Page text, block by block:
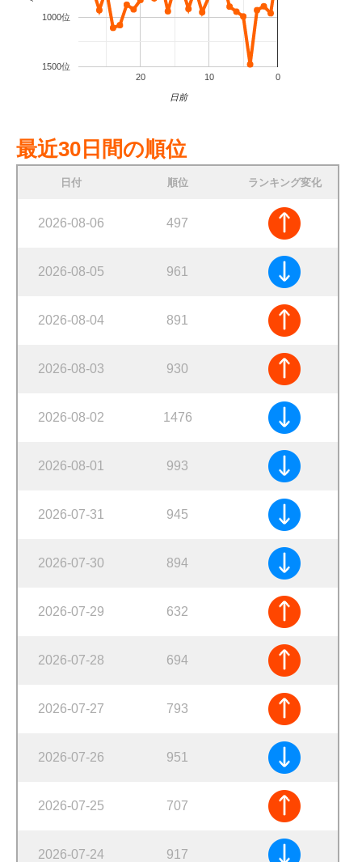
20 10 0
1000位
1500位
日前
最近30日間の順位
日付 順位 ランキング変化
2026-08-06 497
2026-08-05 961
2026-08-04 891
2026-08-03 930
2026-08-02 1476
2026-08-01 993
2026-07-31 945
2026-07-30 894
2026-07-29 632
2026-07-28 694
2026-07-27 793
2026-07-26 951
2026-07-25 707
2026-07-24 917